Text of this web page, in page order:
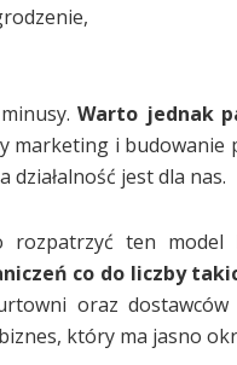
Warto jednak
marketing i
działalność jest dla nas.
ten model
co do liczby
oraz
który ma jasno